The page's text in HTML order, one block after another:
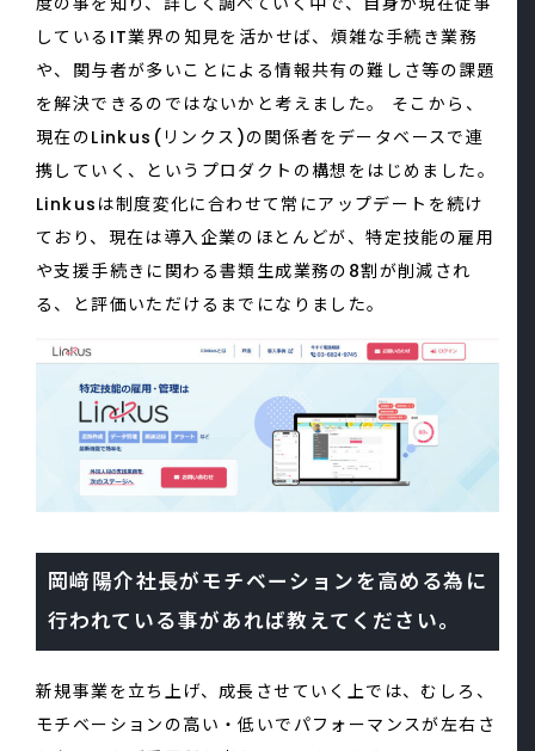
しているIT業界の知見を活かせば、煩雑な手続き業務
や、関与者が多いことによる情報共有の難しさ等の課題
を解決できるのではないかと考えました。 そこから、
現在のLinkus(リンクス)の関係者をデータベースで連
携していく、というプロダクトの構想をはじめました。
Linkusは制度変化に合わせて常にアップデートを続け
ており、現在は導入企業のほとんどが、特定技能の雇用
や支援手続きに関わる書類生成業務の8割が削減され
る、と評価いただけるまでになりました。
岡﨑陽介社長がモチベーションを高める為に
行われている事があれば教えてください。
新規事業を立ち上げ、成長させていく上では、むしろ、
モチベーションの高い・低いでパフォーマンスが左右さ